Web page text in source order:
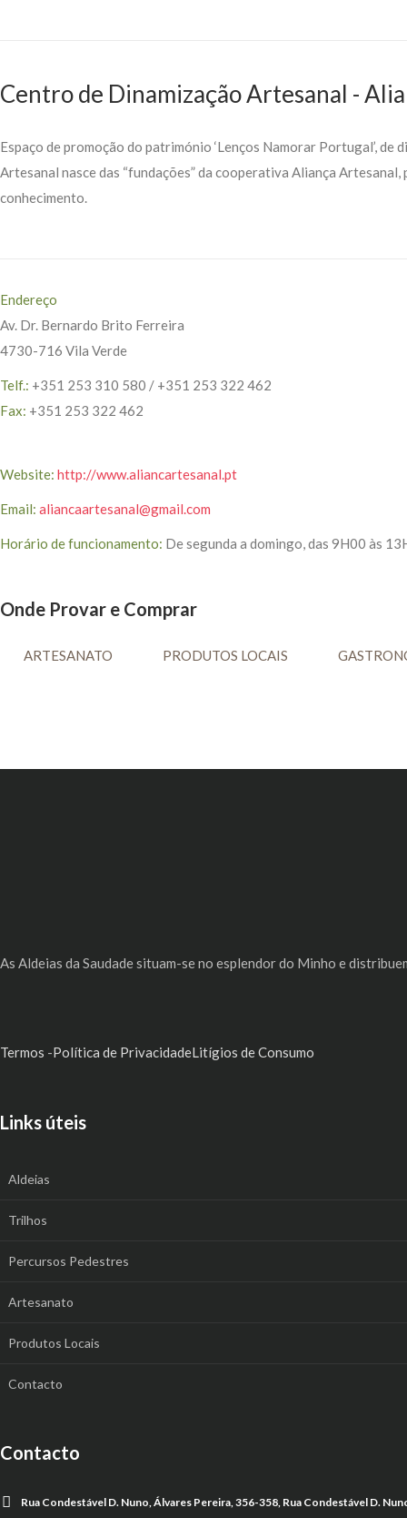
Centro de Dinamização Artesanal -
Espaço de promoção do património ‘Lenços Namorar Portugal’,
Artesanal nasce das “fundações” da cooperativa Aliança
conhecimento.
Endereço
Av. Dr. Bernardo Brito Ferreira
4730-716 Vila Verde
Telf.: +351 253 310 580 / +351 253 322 462
Fax: +351 253 322 462
Website: http://www.aliancartesanal.pt
Email: aliancaartesanal@gmail.com
Horário de funcionamento: De segunda a domingo, das 9H00 às
Onde Provar e Comprar
ARTESANATO PRODUTOS LOCAIS
As Aldeias da Saudade situam-se no esplendor do Minho e
Termos -Política de PrivacidadeLitígios de Consumo
Links úteis
Aldeias
Trilhos
Percursos Pedestres
Artesanato
Produtos Locais
Contacto
Contacto
Rua Condestável D. Nuno, Álvares Pereira, 356-358, Rua Condestável D.